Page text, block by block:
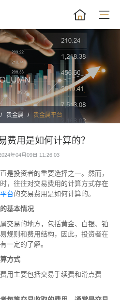
贵金属 贵金属平台
费用是如何计算的？
年04月09日 11:26:03
是投资者的重要选择之一。然而，
时，往往对交易费用的计算方式存在
台的交易费用是如何计算的。
基本情况
交易的地方，包括黄金、白银、铂
规则和费用结构，因此，投资者在
一定的了解。
方式
用主要包括交易手续费和滑点费